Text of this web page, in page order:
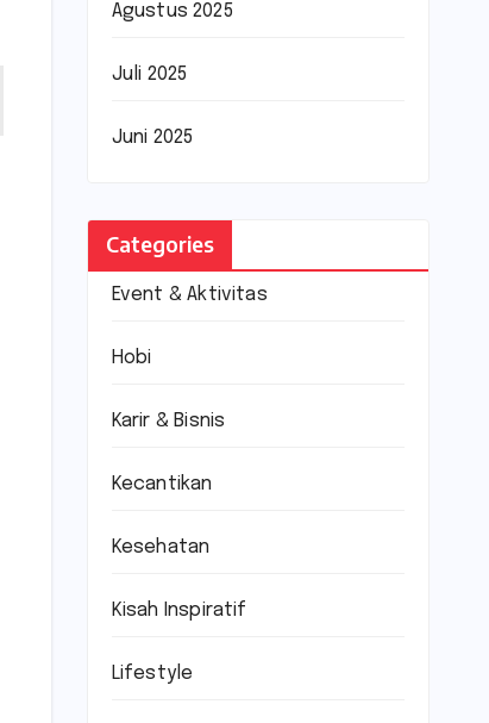
Agustus 2025
Juli 2025
Juni 2025
Categories
Event & Aktivitas
Hobi
Karir & Bisnis
Kecantikan
Kesehatan
Kisah Inspiratif
Lifestyle